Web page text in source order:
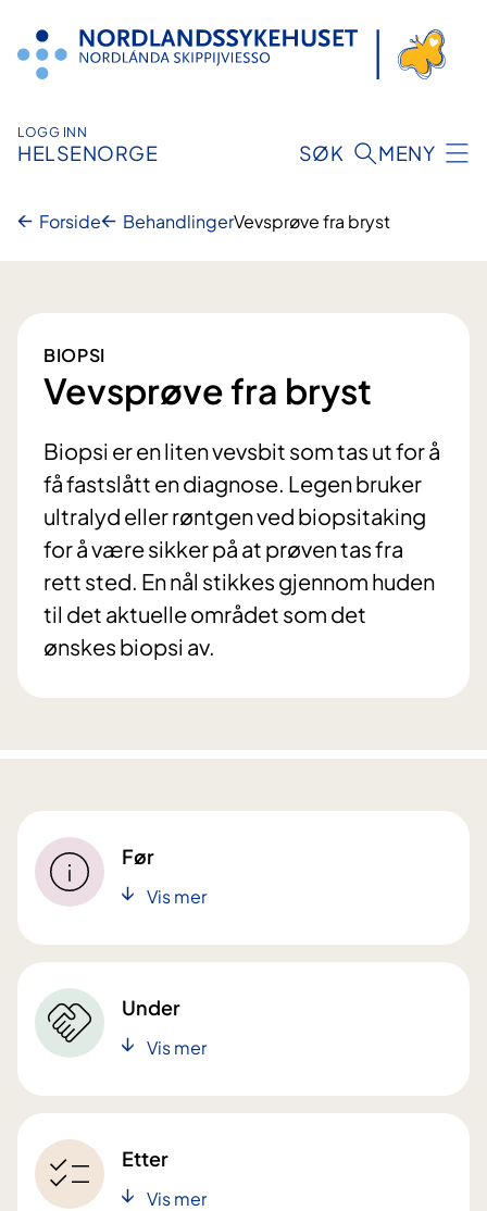
innhold
LOGG INN
HELSENORGE SØK MENY
Forside BehandlingerVevsprøve fra bryst
BIOPSI
Vevsprøve fra bryst
Biopsi er en liten vevsbit som tas ut for å
få fastslått en diagnose. Legen bruker
ultralyd eller røntgen ved biopsitaking
for å være sikker på at prøven tas fra
rett sted. En nål stikkes gjennom huden
til det aktuelle området som det
ønskes biopsi av.
Før
Vis mer
Under
Vis mer
Etter
Vis mer